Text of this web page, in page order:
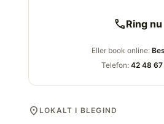
callRing nu
Eller book online:
Telefon: 42 48 67
location_on LOKALT I BLEGIND